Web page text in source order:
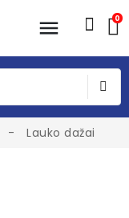
0
Lauko dažai